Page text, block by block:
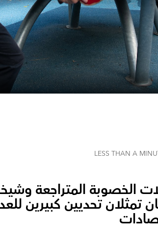
LESS THAN A
الخصوبة المتراجعة
تمثلان تحديين كبيرين